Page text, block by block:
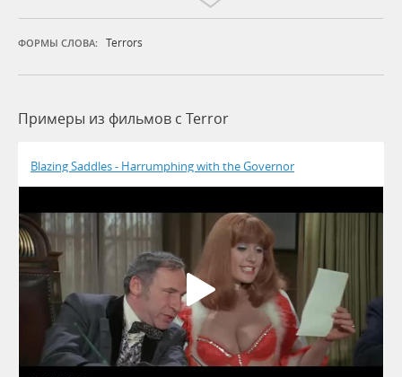
ФОРМЫ СЛОВА: Terrors
Примеры из фильмов c Terror
Blazing Saddles - Harrumphing with the Governor